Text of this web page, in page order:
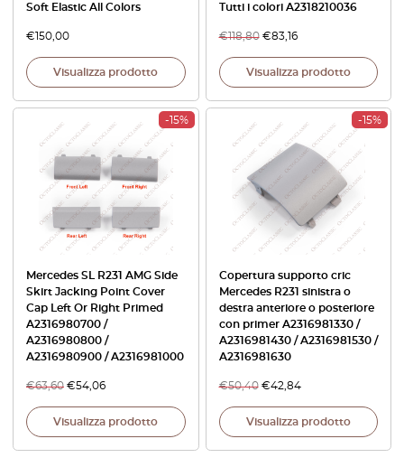
Soft Elastic All Colors
€150,00
Visualizza prodotto
Tutti i colori A2318210036
€118,80 €83,16
Visualizza prodotto
-15%
Mercedes SL R231 AMG Side
Skirt Jacking Point Cover
Cap Left Or Right Primed
A2316980700 /
A2316980800 /
A2316980900 / A2316981000
€63,60 €54,06
Visualizza prodotto
-15%
Copertura supporto cric
Mercedes R231 sinistra o
destra anteriore o posteriore
con primer A2316981330 /
A2316981430 / A2316981530 /
A2316981630
€50,40 €42,84
Visualizza prodotto